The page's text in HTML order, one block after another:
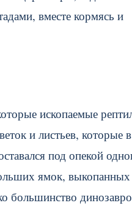
вместе кормясь и
ископаемые
и листьев, которые в
под опекой
ямок,
большинство